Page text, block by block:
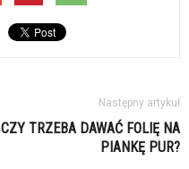
Następny artykuł
CZY TRZEBA DAWAĆ FOLIĘ NA
PIANKĘ PUR?